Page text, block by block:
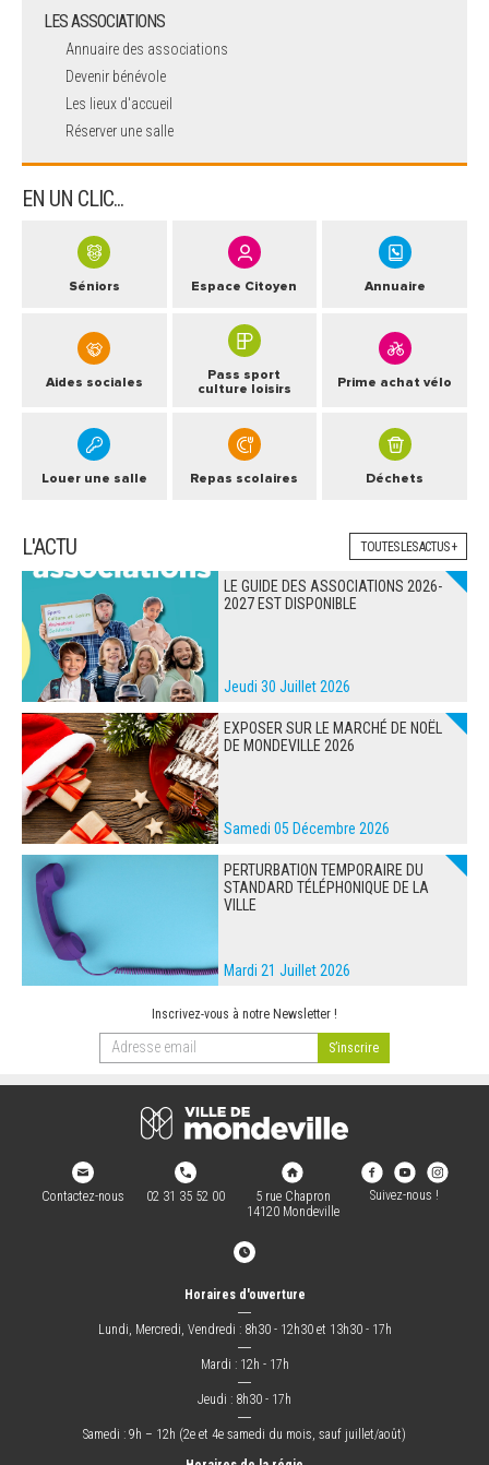
LES ASSOCIATIONS
Annuaire des associations
Devenir bénévole
Les lieux d'accueil
Réserver une salle
EN UN CLIC...
Séniors Espace Citoyen Annuaire
Aides sociales
Pass sport
culture loisirs
Prime achat vélo
Louer une salle Repas scolaires Déchets
L'ACTU TOUTES LES ACTUS +
LE GUIDE DES ASSOCIATIONS 2026-
2027 EST DISPONIBLE
Jeudi 30 Juillet 2026
EXPOSER SUR LE MARCHÉ DE NOËL
DE MONDEVILLE 2026
Samedi 05 Décembre 2026
PERTURBATION TEMPORAIRE DU
STANDARD TÉLÉPHONIQUE DE LA
VILLE
Mardi 21 Juillet 2026
Inscrivez-vous à notre Newsletter !
Contactez-nous 02 31 35 52 00
5 rue Chapron
14120 Mondeville
Suivez-nous !
Horaires d'ouverture
―
Lundi, Mercredi, Vendredi : 8h30 - 12h30 et 13h30 - 17h
―
Mardi : 12h - 17h
―
Jeudi : 8h30 - 17h
―
Samedi : 9h – 12h (2e et 4e samedi du mois, sauf juillet/août)